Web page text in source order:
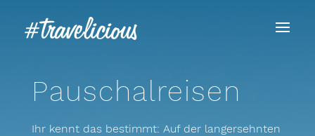
Pauschalreisen
Ihr kennt das bestimmt: Auf der langersehnten